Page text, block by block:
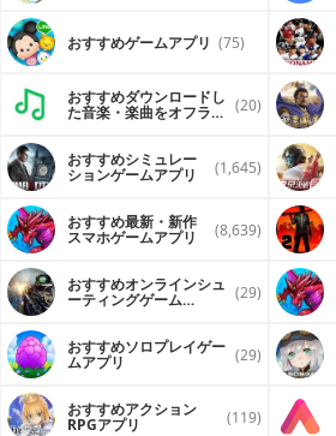
おすすめゲームアプリ (75)
おすすめダウンロードし
た音楽・楽曲をオフライ (20)
おすすめシミュレー
ションゲームアプリ (1,645)
おすすめ最新・新作
スマホゲームアプリ (8,639)
おすすめオンラインシュ
ーティングゲーム (29)
おすすめソロプレイゲー
ムアプリ (29)
おすすめアクション
RPGアプリ (119)